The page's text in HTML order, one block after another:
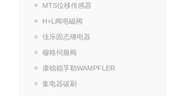
MTS位移传感器
H+L阀电磁阀
佳乐固态继电器
穆格伺服阀
康稳稳孚勒WAMPFLER
集电器碳刷